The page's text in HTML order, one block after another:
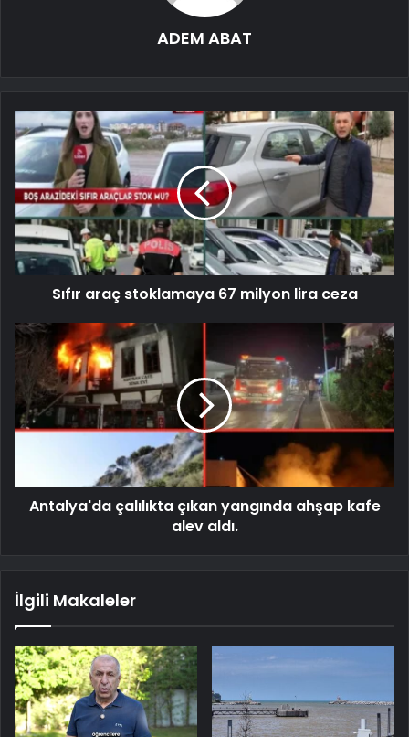
ADEM ABAT
Sıfır araç stoklamaya 67 milyon lira ceza
Antalya'da çalılıkta çıkan yangında ahşap kafe
alev aldı.
İlgili Makaleler